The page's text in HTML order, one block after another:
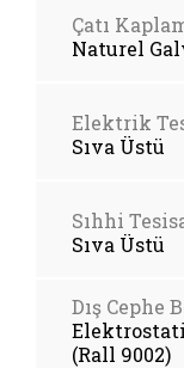
Çatı
Naturel
Elektrik
Sıva Üstü
Sıhhi
Sıva Üstü
Dış Cephe
(Rall 9002)